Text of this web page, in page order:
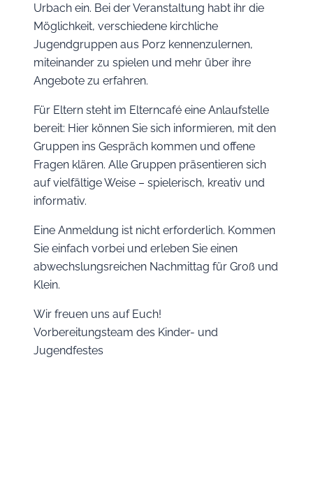
Urbach ein. Bei der Veranstaltung habt ihr die
Möglichkeit, verschiedene kirchliche
Jugendgruppen aus Porz kennenzulernen,
miteinander zu spielen und mehr über ihre
Angebote zu erfahren.
Für Eltern steht im Elterncafé eine Anlaufstelle
bereit: Hier können Sie sich informieren, mit den
Gruppen ins Gespräch kommen und offene
Fragen klären. Alle Gruppen präsentieren sich
auf vielfältige Weise – spielerisch, kreativ und
informativ.
Eine Anmeldung ist nicht erforderlich. Kommen
Sie einfach vorbei und erleben Sie einen
abwechslungsreichen Nachmittag für Groß und
Klein.
Wir freuen uns auf Euch!
Vorbereitungsteam des Kinder- und
Jugendfestes